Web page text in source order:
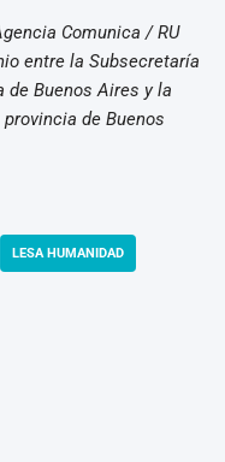
Comunica / RU
entre la Subsecretaría
de Buenos Aires y la
de Buenos
LESA HUMANIDAD